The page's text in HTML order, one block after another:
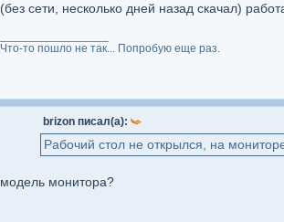
(без сети, несколько дней назад скачал)
Что-то пошло не так... Попробую еще раз.
brizon писал(а):
Рабочий стол не открылся, на
модель монитора?